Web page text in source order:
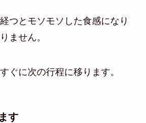
つとモソモソした食感になり
ません。
ぐに次の行程に移ります。
す